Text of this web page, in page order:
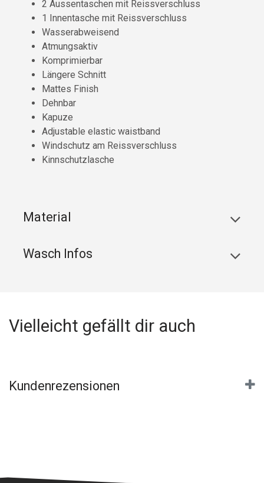
2 Aussentaschen mit Reissverschluss
1 Innentasche mit Reissverschluss
Wasserabweisend
Atmungsaktiv
Komprimierbar
Längere Schnitt
Mattes Finish
Dehnbar
Kapuze
Adjustable elastic waistband
Windschutz am Reissverschluss
Kinnschutzlasche
Material
Wasch Infos
Vielleicht gefällt dir auch
Kundenrezensionen